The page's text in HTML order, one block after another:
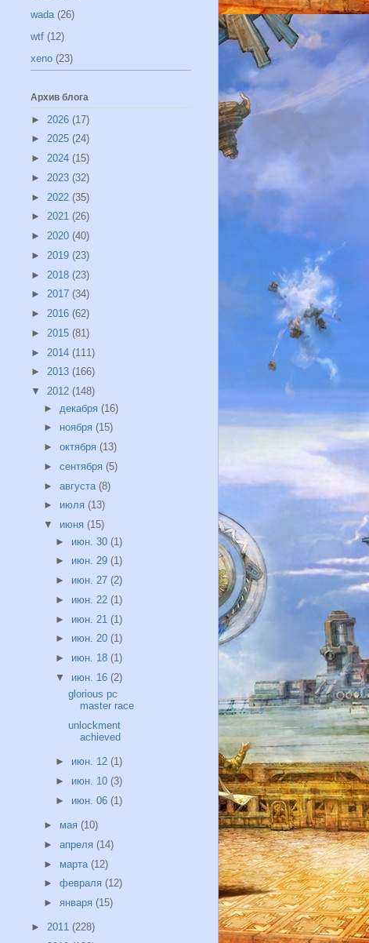
wada (26)
wtf (12)
xeno (23)
Архив блога
► 2026 (17)
► 2025 (24)
► 2024 (15)
► 2023 (32)
► 2022 (35)
► 2021 (26)
► 2020 (40)
► 2019 (23)
► 2018 (23)
► 2017 (34)
► 2016 (62)
► 2015 (81)
► 2014 (111)
► 2013 (166)
▼ 2012 (148)
► декабря (16)
► ноября (15)
► октября (13)
► сентября (5)
► августа (8)
► июля (13)
▼ июня (15)
► июн. 30(1)
► июн. 29(1)
► июн. 27(2)
► июн. 22(1)
► июн. 21(1)
► июн. 20(1)
► июн. 18(1)
▼ июн. 16(2)
glorious pc
master race
unlockment
achieved
► июн. 12(1)
► июн. 10(3)
► июн. 06(1)
► мая (10)
► апреля (14)
► марта (12)
► февраля (12)
► января (15)
► 2011 (228)